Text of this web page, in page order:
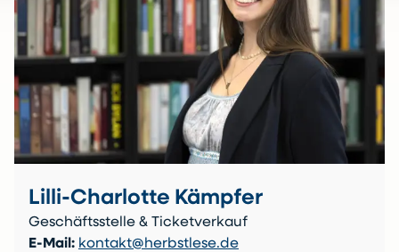
Lilli-Charlotte Kämpfer
Geschäftsstelle & Ticketverkauf
E-Mail: kontakt@herbstlese.de